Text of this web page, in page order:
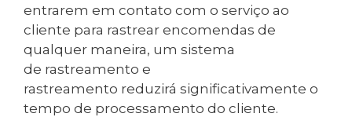
entrarem em contato com o serviço ao
cliente para rastrear encomendas de
qualquer maneira, um sistema
de rastreamento e
rastreamento reduzirá significativamente o
tempo de processamento do cliente.